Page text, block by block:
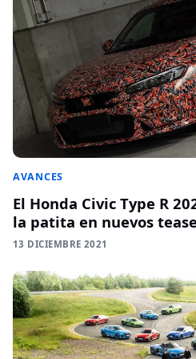
AVANCES
El Honda Civic Type R
la patita en nuevos
13 DICIEMBRE 2021